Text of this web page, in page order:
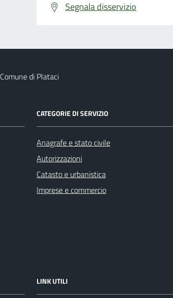
Segnala disservizio
Comune di Plataci
CATEGORIE DI SERVIZIO
Anagrafe e stato civile
Autorizzazioni
Catasto e urbanistica
Imprese e commercio
LINK UTILI